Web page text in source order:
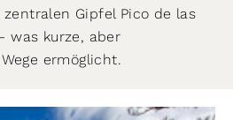
Gipfel Pico de las
was kurze, aber
ermöglicht.